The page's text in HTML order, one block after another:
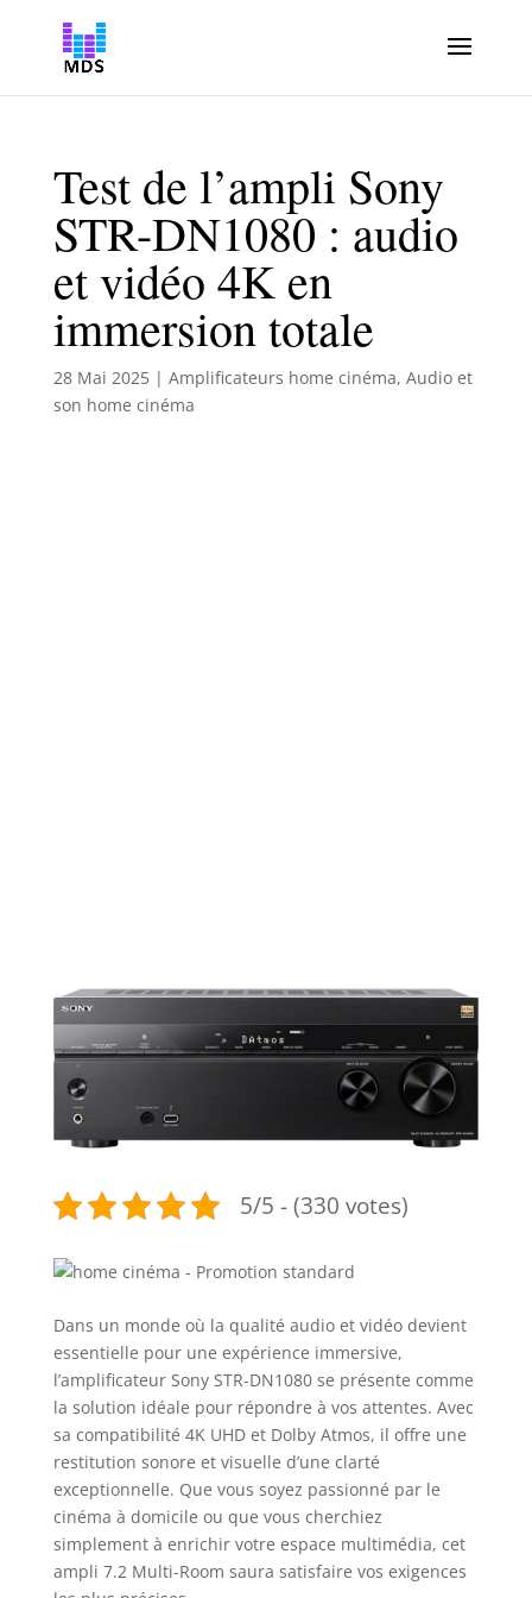
Test de l’ampli Sony
STR-DN1080 : audio
et vidéo 4K en
immersion totale
28 Mai 2025| Amplificateurs home cinéma, Audio et
son home cinéma
5/5 - (330 votes)
Dans un monde où la qualité audio et vidéo devient
essentielle pour une expérience immersive,
l’amplificateur Sony STR-DN1080 se présente comme
la solution idéale pour répondre à vos attentes. Avec
sa compatibilité 4K UHD et Dolby Atmos, il offre une
restitution sonore et visuelle d’une clarté
exceptionnelle. Que vous soyez passionné par le
cinéma à domicile ou que vous cherchiez
simplement à enrichir votre espace multimédia, cet
ampli 7.2 Multi-Room saura satisfaire vos exigences